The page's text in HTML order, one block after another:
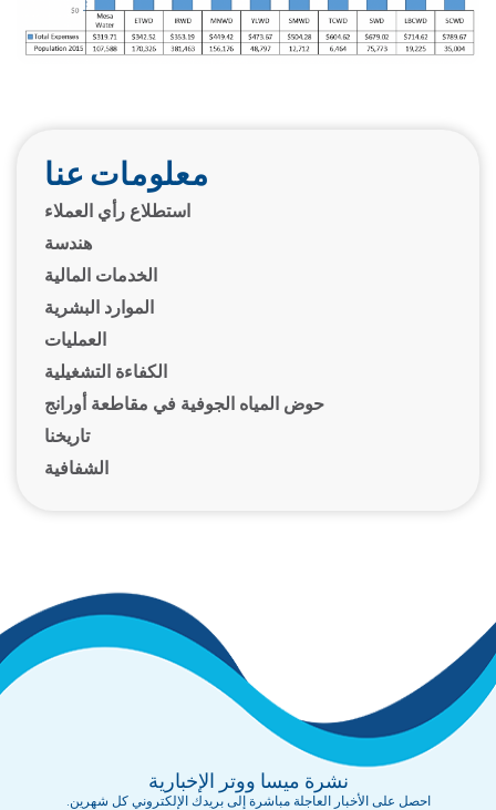
معلومات عنا
استطلاع رأي العملاء
هندسة
الخدمات المالية
الموارد البشرية
العمليات
الكفاءة التشغيلية
حوض المياه الجوفية في مقاطعة أورانج
تاريخنا
الشفافية
نشرة ميسا ووتر الإخبارية
احصل على الأخبار العاجلة مباشرة إلى بريدك الإلكتروني كل شهرين.